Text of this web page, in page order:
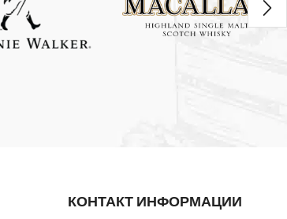
КОНТАКТ ИНФОРМАЦИИ